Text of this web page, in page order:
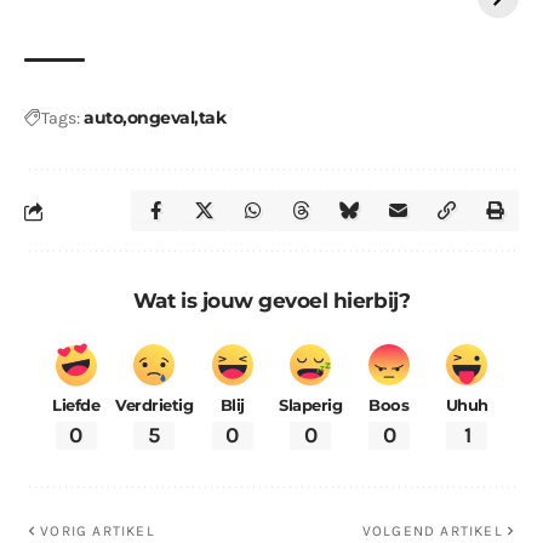
Tags:autoongevaltak
Wat is jouw gevoel hierbij?
Liefde
0
Verdrietig
5
Blij
0
Slaperig
0
Boos
0
Uhuh
1
VORIG ARTIKEL VOLGEND ARTIKEL